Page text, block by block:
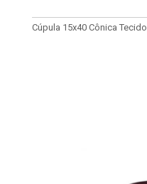
Cúpula 15x40 Cônica Tecido